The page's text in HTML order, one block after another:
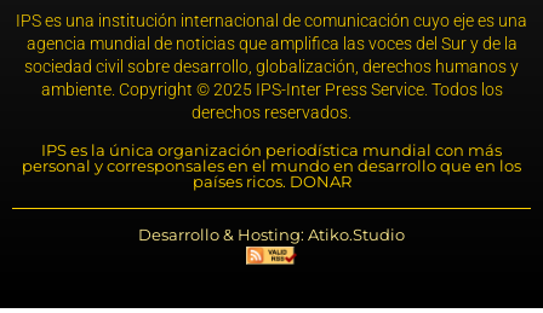
IPS es una institución internacional de comunicación cuyo eje es una
agencia mundial de noticias que amplifica las voces del Sur y de la
sociedad civil sobre desarrollo, globalización, derechos humanos y
ambiente. Copyright © 2025 IPS-Inter Press Service. Todos los
derechos reservados.
IPS es la única organización periodística mundial con más
personal y corresponsales en el mundo en desarrollo que en los
países ricos. DONAR
Desarrollo & Hosting: Atiko.Studio